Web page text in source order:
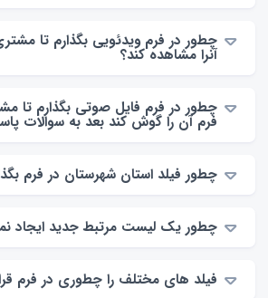
چطور در فرم ویدئویی بگذارم تا
آنرا مشاهده کند؟
چطور در فرم فایل صوتی بگذارم تا
فرم آن را گوش کند بعد به سوالات
چطور فیلد استان شهرستان در فرم
چطور یک لیست مرتبط جدید ایجاد
فیلد های مختلف را چطوری در فرم